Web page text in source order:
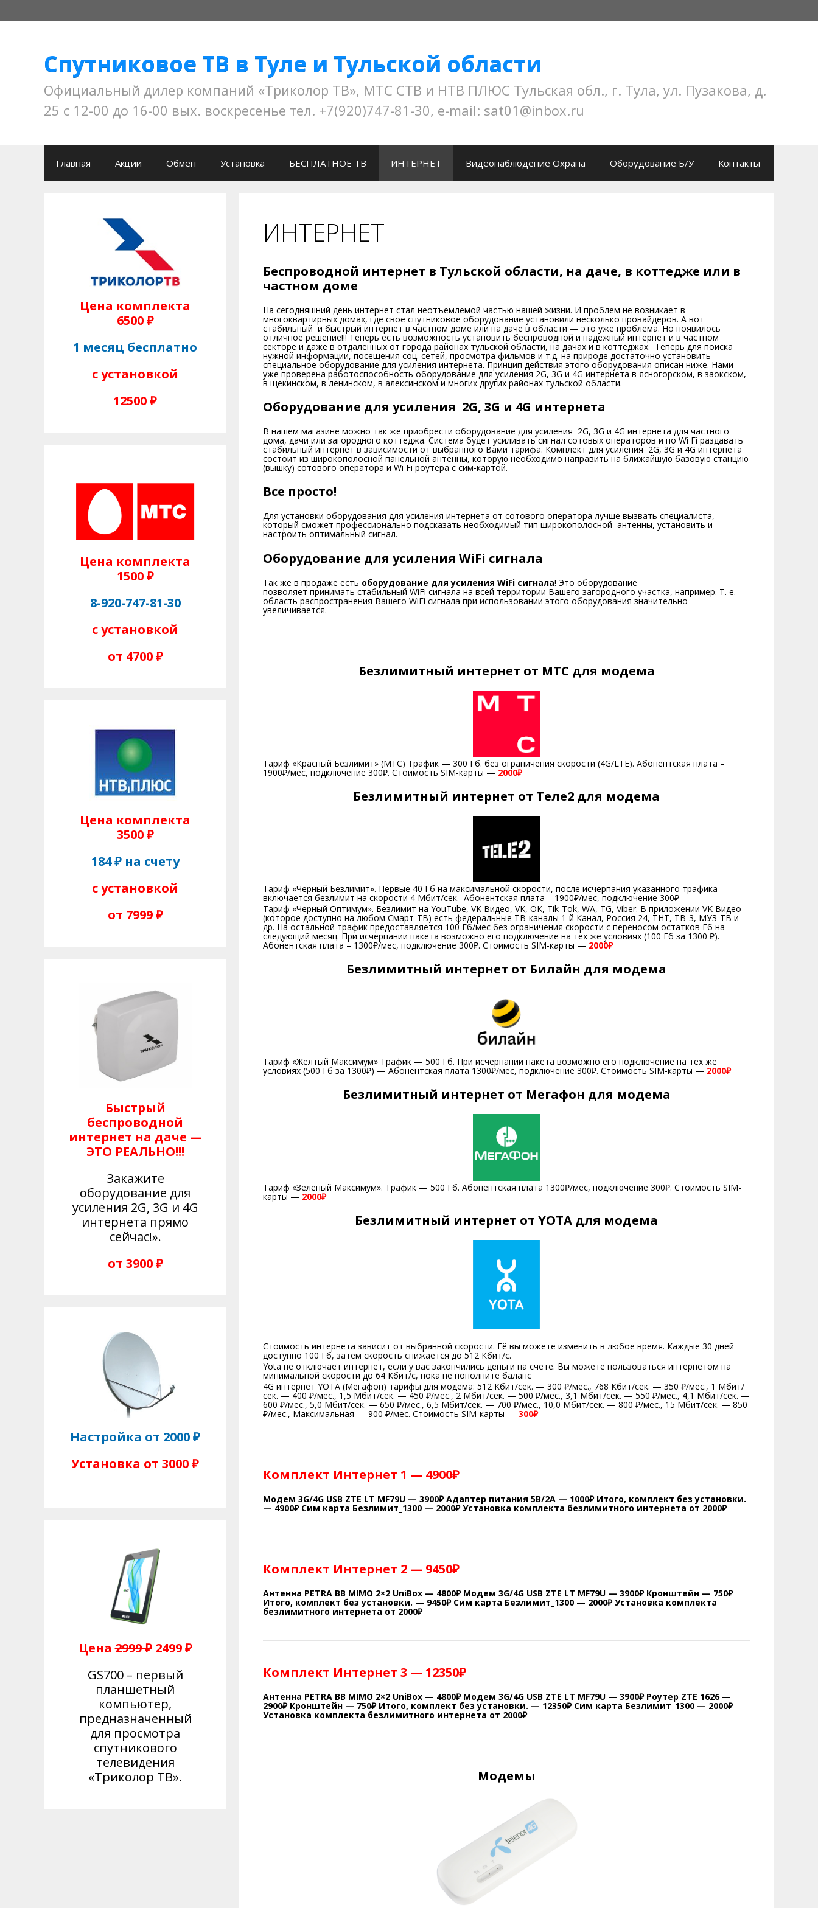
содержимому
Спутниковое ТВ в Туле и Тульской области
Официальный дилер компаний «Триколор ТВ», МТС СТВ и НТВ ПЛЮС Тульская обл., г. Тула, ул. Пузакова, д.
25 с 12-00 до 16-00 вых. воскресенье тел. +7(920)747-81-30, e-mail: sat01@inbox.ru
Главная Акции Обмен Установка БЕСПЛАТНОЕ ТВ ИНТЕРНЕТ Видеонаблюдение Охрана Оборудование Б/У Контакты
ИНТЕРНЕТ
Беспроводной интернет в Тульской области, на даче, в коттедже или в
частном доме
На сегодняшний день интернет стал неотъемлемой частью нашей жизни. И проблем не возникает в
многоквартирных домах, где свое спутниковое оборудование установили несколько провайдеров. А вот
стабильный и быстрый интернет в частном доме или на даче в области — это уже проблема. Но появилось
отличное решение!!! Теперь есть возможность установить беспроводной и надежный интернет и в частном
секторе и даже в отдаленных от города районах тульской области, на дачах и в коттеджах. Теперь для поиска
нужной информации, посещения соц. сетей, просмотра фильмов и т.д. на природе достаточно установить
специальное оборудование для усиления интернета. Принцип действия этого оборудования описан ниже. Нами
уже проверена работоспособность оборудование для усиления 2G, 3G и 4G интернета в ясногорском, в заокском,
в щекинском, в ленинском, в алексинском и многих других районах тульской области.
Оборудование для усиления 2G, 3G и 4G интернета
В нашем магазине можно так же приобрести оборудование для усиления 2G, 3G и 4G интернета для частного
дома, дачи или загородного коттеджа. Система будет усиливать сигнал сотовых операторов и по Wi Fi раздавать
стабильный интернет в зависимости от выбранного Вами тарифа. Комплект для усиления 2G, 3G и 4G интернета
состоит из широкополосной панельной антенны, которую необходимо направить на ближайшую базовую станцию
(вышку) сотового оператора и Wi Fi роутера с сим-картой.
Все просто!
Для установки оборудования для усиления интернета от сотового оператора лучше вызвать специалиста,
который сможет профессионально подсказать необходимый тип широкополосной антенны, установить и
настроить оптимальный сигнал.
Оборудование для усиления WiFi сигнала
Так же в продаже есть оборудование для усиления WiFi сигнала! Это оборудование
позволяет принимать стабильный WiFi сигнала на всей территории Вашего загородного участка, например. Т. е.
область распространения Вашего WiFi сигнала при использовании этого оборудования значительно
увеличивается.
Безлимитный интернет от МТС для модема
Тариф «Красный Безлимит» (МТС) Трафик — 300 Гб. без ограничения скорости (4G/LTE). Абонентская плата –
1900₽/мес, подключение 300₽. Стоимость SIM-карты — 2000₽
Безлимитный интернет от Теле2 для модема
Тариф «Черный Безлимит». Первые 40 Гб на максимальной скорости, после исчерпания указанного трафика
включается безлимит на скорости 4 Мбит/сек. Абонентская плата – 1900₽/мес, подключение 300₽
Тариф «Черный Оптимум». Безлимит на YouTube, VK Видео, VK, ОK, Tik-Tok, WA, TG, Viber. В приложении VK Видео
(которое доступно на любом Смарт-ТВ) есть федеральные ТВ-каналы 1-й Канал, Россия 24, ТНТ, ТВ-3, МУЗ-ТВ и
др. На остальной трафик предоставляется 100 Гб/мес без ограничения скорости с переносом остатков Гб на
следующий месяц. При исчерпании пакета возможно его подключение на тех же условиях (100 Гб за 1300 ₽).
Абонентская плата – 1300₽/мес, подключение 300₽. Стоимость SIM-карты — 2000₽
Безлимитный интернет от Билайн для модема
Тариф «Желтый Максимум» Трафик — 500 Гб. При исчерпании пакета возможно его подключение на тех же
условиях (500 Гб за 1300₽) — Абонентская плата 1300₽/мес, подключение 300₽. Стоимость SIM-карты — 2000₽
Безлимитный интернет от Мегафон для модема
Тариф «Зеленый Максимум». Трафик — 500 Гб. Абонентская плата 1300₽/мес, подключение 300₽. Стоимость SIM-
карты — 2000₽
Безлимитный интернет от YOTA для модема
Стоимость интернета зависит от выбранной скорости. Её вы можете изменить в любое время. Каждые 30 дней
доступно 100 Гб, затем скорость снижается до 512 Кбит/с.
Yota не отключает интернет, если у вас закончились деньги на счете. Вы можете пользоваться интернетом на
минимальной скорости до 64 Кбит/с, пока не пополните баланс
4G интернет YOTA (Мегафон) тарифы для модема: 512 Кбит/сек. — 300 ₽/мес., 768 Кбит/сек. — 350 ₽/мес., 1 Мбит/
сек. — 400 ₽/мес., 1,5 Мбит/сек. — 450 ₽/мес., 2 Мбит/сек. — 500 ₽/мес., 3,1 Мбит/сек. — 550 ₽/мес., 4,1 Мбит/сек. —
600 ₽/мес., 5,0 Мбит/сек. — 650 ₽/мес., 6,5 Мбит/сек. — 700 ₽/мес., 10,0 Мбит/сек. — 800 ₽/мес., 15 Мбит/сек. — 850
₽/мес., Максимальная — 900 ₽/мес. Стоимость SIM-карты — 300₽
Комплект Интернет 1 — 4900₽
Модем 3G/4G USB ZTE LT MF79U — 3900₽ Адаптер питания 5В/2А — 1000₽ Итого, комплект без установки.
— 4900₽ Сим карта Безлимит_1300 — 2000₽ Установка комплекта безлимитного интернета от 2000₽
Комплект Интернет 2 — 9450₽
Антенна PETRA BB MIMO 2×2 UniBox — 4800₽ Модем 3G/4G USB ZTE LT MF79U — 3900₽ Кронштейн — 750₽
Итого, комплект без установки. — 9450₽ Сим карта Безлимит_1300 — 2000₽ Установка комплекта
безлимитного интернета от 2000₽
Комплект Интернет 3 — 12350₽
Антенна PETRA BB MIMO 2×2 UniBox — 4800₽ Модем 3G/4G USB ZTE LT MF79U — 3900₽ Роутер ZTE 1626 —
2900₽ Кронштейн — 750₽ Итого, комплект без установки. — 12350₽ Сим карта Безлимит_1300 — 2000₽
Установка комплекта безлимитного интернета от 2000₽
Модемы
Цена комплекта
6500 ₽
1 месяц бесплатно
с установкой
12500 ₽
Цена комплекта
1500 ₽
8-920-747-81-30
с установкой
от 4700 ₽
Цена комплекта
3500 ₽
184 ₽ на счету
с установкой
от 7999 ₽
Быстрый
беспроводной
интернет на даче —
ЭТО РЕАЛЬНО!!!
Закажите
оборудование для
усиления 2G, 3G и 4G
интернета прямо
сейчас!».
от 3900 ₽
Настройка от 2000 ₽
Установка от 3000 ₽
Цена2999 ₽2499 ₽
GS700 – первый
планшетный
компьютер,
предназначенный
для просмотра
спутникового
телевидения
«Триколор ТВ».